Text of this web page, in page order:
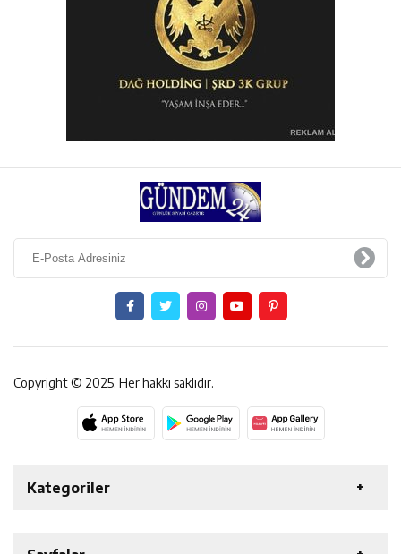
Copyright © 2025. Her hakkı saklıdır.
Kategoriler